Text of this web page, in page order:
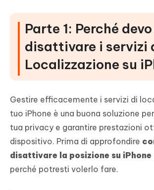
Parte 1: Perché devo
disattivare i servizi
Localizzazione su
Gestire efficacemente i servizi di
tuo iPhone è una buona soluzione
tua privacy e garantire prestazioni
dispositivo. Prima di approfondire
disattivare la posizione su iPhone
perché potresti volerlo fare.